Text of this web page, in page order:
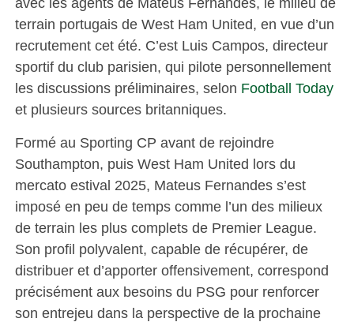
terrain portugais de West Ham United, en vue d’un
recrutement cet été. C’est Luis Campos, directeur
sportif du club parisien, qui pilote personnellement
les discussions préliminaires, selon Football Today
et plusieurs sources britanniques.
Formé au Sporting CP avant de rejoindre
Southampton, puis West Ham United lors du
mercato estival 2025, Mateus Fernandes s’est
imposé en peu de temps comme l’un des milieux
de terrain les plus complets de Premier League.
Son profil polyvalent, capable de récupérer, de
distribuer et d’apporter offensivement, correspond
précisément aux besoins du PSG pour renforcer
son entrejeu dans la perspective de la prochaine